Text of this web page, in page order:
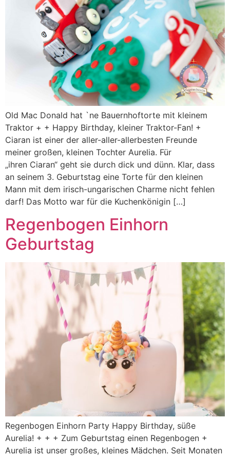
Old Mac Donald hat `ne Bauernhoftorte mit kleinem
Traktor + + Happy Birthday, kleiner Traktor-Fan! +
Ciaran ist einer der aller-aller-allerbesten Freunde
meiner großen, kleinen Tochter Aurelia. Für
„ihren Ciaran“ geht sie durch dick und dünn. Klar, dass
an seinem 3. Geburtstag eine Torte für den kleinen
Mann mit dem irisch-ungarischen Charme nicht fehlen
darf! Das Motto war für die Kuchenkönigin […]
Regenbogen Einhorn
Geburtstag
Regenbogen Einhorn Party Happy Birthday, süße
Aurelia! + + + Zum Geburtstag einen Regenbogen +
Aurelia ist unser großes, kleines Mädchen. Seit Monaten